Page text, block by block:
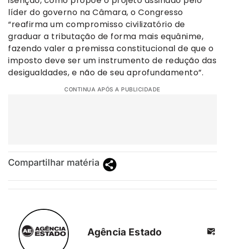
líder do governo na Câmara, o Congresso
“reafirma um compromisso civilizatório de
graduar a tributação de forma mais equânime,
fazendo valer a premissa constitucional de que o
imposto deve ser um instrumento de redução das
desigualdades, e não de seu aprofundamento”.
CONTINUA APÓS A PUBLICIDADE
Compartilhar matéria
Agência Estado